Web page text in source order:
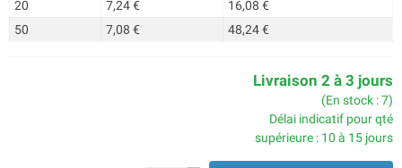
20
7,24 €
16,08 €
50
7,08 € 48,24 €
Livraison 2 à 3 jours
(En stock : 7)
Délai indicatif pour qté
supérieure : 10 à 15 jours